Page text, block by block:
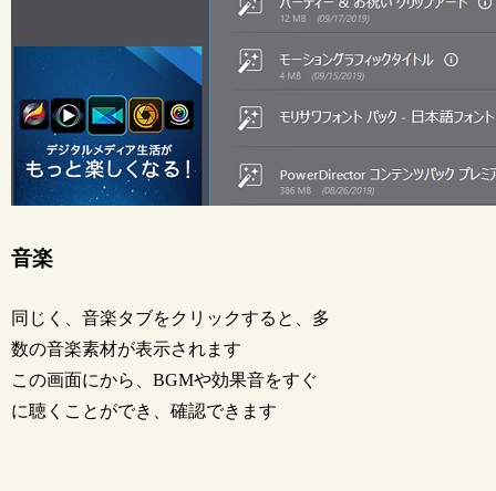
音楽
同じく、音楽タブをクリックすると、多
数の音楽素材が表示されます
この画面にから、BGMや効果音をすぐ
に聴くことができ、確認できます